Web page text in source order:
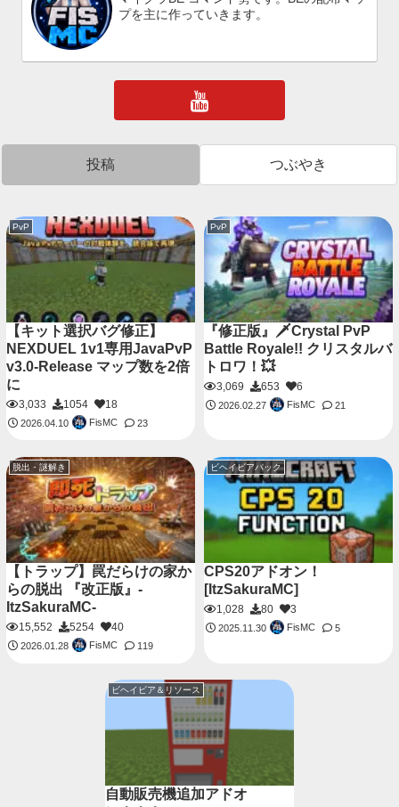
プを主に作っていきます。
投稿 つぶやき
PvP
【キット選択バグ修正】
NEXDUEL 1v1専用JavaPvP
v3.0-Release マップ数を2倍
に
3,033 1054 18
2026.04.10 FisMC 23
PvP
『修正版』🗡️Crystal PvP
Battle Royale!! クリスタルバ
トロワ！💥
3,069 653 6
2026.02.27 FisMC 21
脱出・謎解き
【トラップ】罠だらけの家か
らの脱出 『改正版』-
ItzSakuraMC-
15,552 5254 40
2026.01.28 FisMC 119
ビヘイビアパック
CPS20アドオン！
[ItzSakuraMC]
1,028 80 3
2025.11.30 FisMC 5
ビヘイビア＆リソース
自動販売機追加アドオ